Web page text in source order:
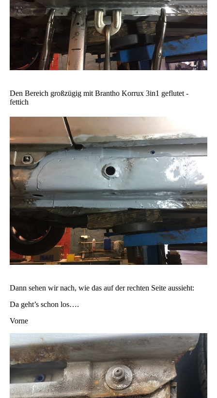
Den Bereich großzügig mit Brantho Korrux 3in1 geflutet -
fettich
Dann sehen wir nach, wie das auf der rechten Seite aussieht:
Da geht’s schon los….
Vorne